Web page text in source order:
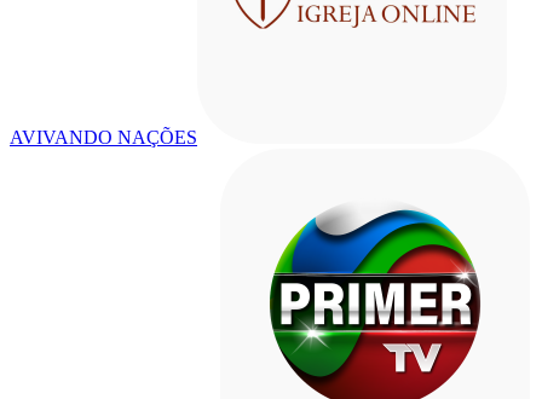
AVIVANDO NAÇÕES